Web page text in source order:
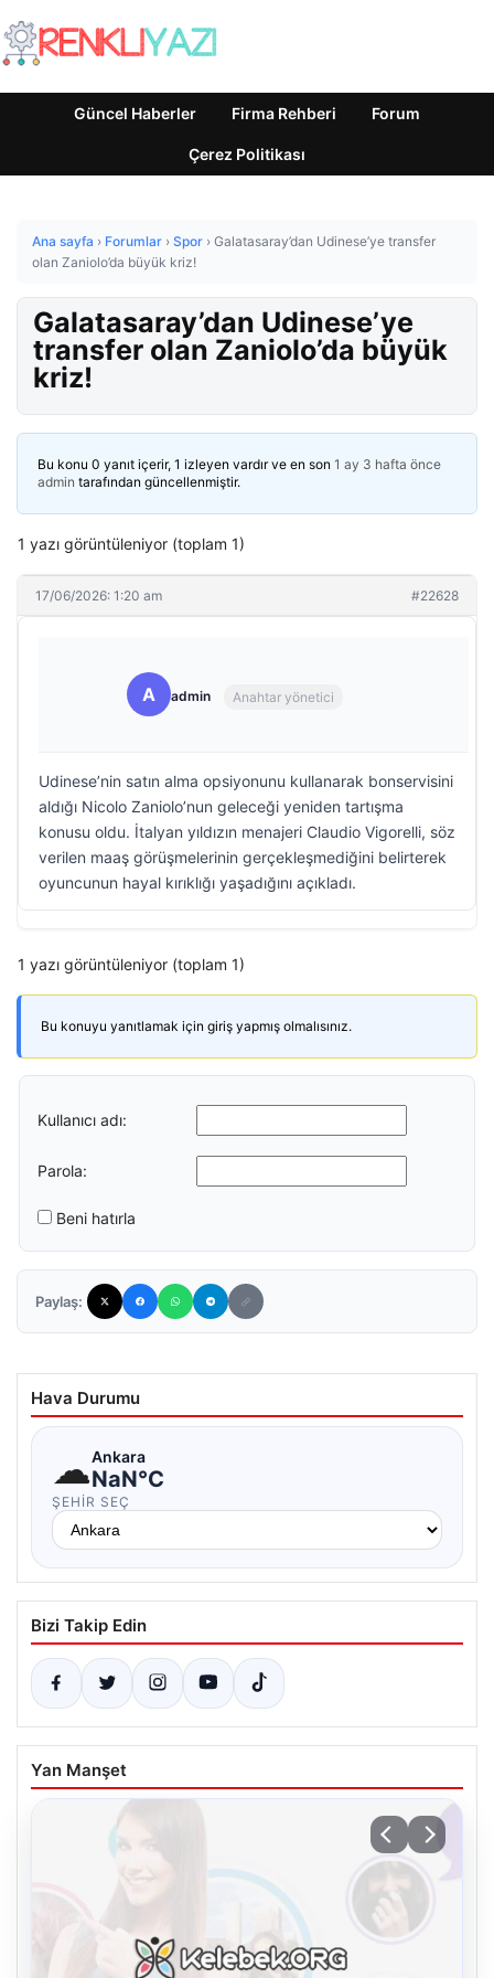
Güncel Haberler Firma Rehberi Forum
Çerez Politikası
Ana sayfa › Forumlar › Spor › Galatasaray’dan Udinese’ye transfer
olan Zaniolo’da büyük kriz!
Galatasaray’dan Udinese’ye
transfer olan Zaniolo’da büyük
kriz!
Bu konu 0 yanıt içerir, 1 izleyen vardır ve en son 1 ay 3 hafta önce
admin tarafından güncellenmiştir.
1 yazı görüntüleniyor (toplam 1)
17/06/2026: 1:20 am #22628
A admin Anahtar yönetici
Udinese’nin satın alma opsiyonunu kullanarak bonservisini
aldığı Nicolo Zaniolo’nun geleceği yeniden tartışma
konusu oldu. İtalyan yıldızın menajeri Claudio Vigorelli, söz
verilen maaş görüşmelerinin gerçekleşmediğini belirterek
oyuncunun hayal kırıklığı yaşadığını açıkladı.
1 yazı görüntüleniyor (toplam 1)
Bu konuyu yanıtlamak için giriş yapmış olmalısınız.
Kullanıcı adı:
Parola:
Beni hatırla
Paylaş:
Hava Durumu
☁Ankara
NaN°C
ŞEHIR SEÇ
Bizi Takip Edin
Yan Manşet